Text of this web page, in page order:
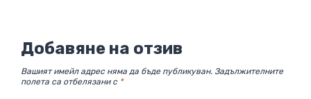
Добавяне на отзив
Вашият имейл адрес няма да бъде публикуван. Задължителните
полета са отбелязани с *